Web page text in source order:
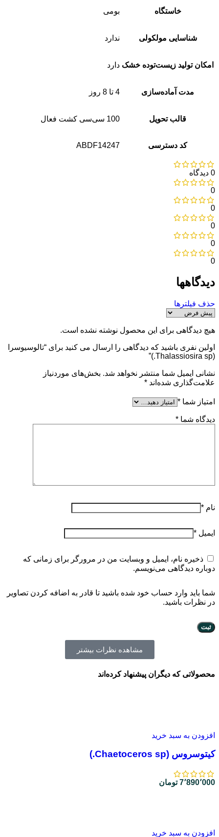
خاستگاه بومی
شناسایی مولکولی ندارد
امکان تولید زیست‌توده خشک دارد
مدت آماده‌سازی 4 تا 8 روز
قالب تحویل 100 سی‌سی کشت فعال
کد دسترسی ABDF14247
0 دیدگاه
0
0
0
0
0
دیدگاهها
حذف فیلترها
هیچ دیدگاهی برای این محصول نوشته نشده است.
اولین نفری باشید که دیدگاهی را ارسال می کنید برای “تالوسیوسرا
(Thalassiosira sp.)”
نشانی ایمیل شما منتشر نخواهد شد. بخش‌های موردنیاز
علامت‌گذاری شده‌اند *
امتیاز شما *
دیدگاه شما *
نام *
ایمیل *
ذخیره نام، ایمیل و وبسایت من در مرورگر برای زمانی که
دوباره دیدگاهی می‌نویسم.
شما باید وارد حساب خود شده باشید تا قادر به اضافه کردن تصاویر
در نظرات باشید.
مشاهده نظرات بیشتر
محصولاتی که دیگران پیشنهاد کرده‌اند
افزودن به سبد خرید
کیتوسروس (Chaetoceros sp.)
7٬890٬000 تومان
افزودن به سبد خرید